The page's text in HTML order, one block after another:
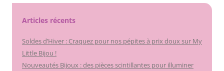
Articles récents
Soldes d’Hiver : Craquez pour nos pépites à prix doux sur My
Little Bijou !
Nouveautés Bijoux : des pièces scintillantes pour illuminer